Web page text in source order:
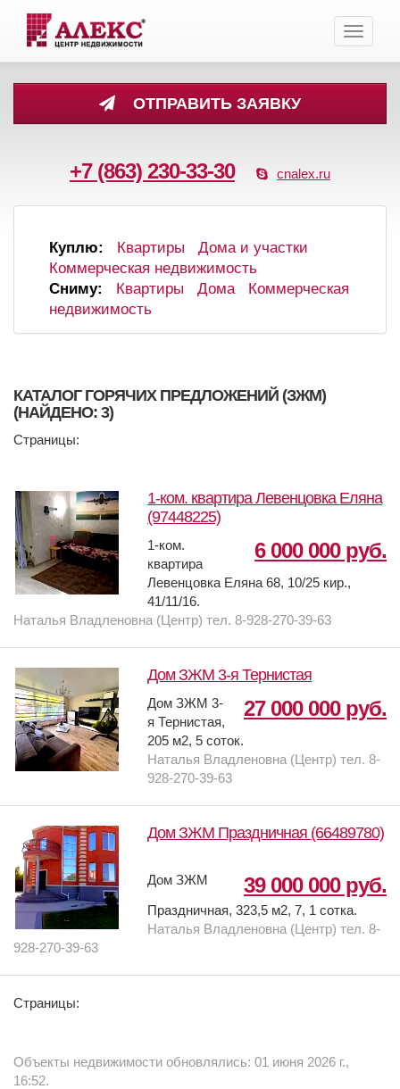
ОТПРАВИТЬ ЗАЯВКУ
+7 (863) 230-33-30 cnalex.ru
Toggle
Куплю: Квартиры
Дома и участки
Коммерческая недвижимость
Сниму:
Квартиры Дома
Коммерческая
недвижимость
КАТАЛОГ ГОРЯЧИХ ПРЕДЛОЖЕНИЙ (ЗЖМ)
(НАЙДЕНО: 3)
Страницы:
1-ком. квартира Левенцовка Еляна
(97448225)
6 000 000 руб.
1-ком.
квартира
Левенцовка Еляна 68, 10/25 кир.,
41/11/16.
Наталья Владленовна (Центр) тел. 8-928-270-39-63
Дом ЗЖМ 3-я Тернистая
27 000 000 руб.
Дом ЗЖМ 3-
я Тернистая,
205 м2, 5 соток.
Наталья Владленовна (Центр) тел. 8-
928-270-39-63
Дом ЗЖМ Праздничная (66489780)
39 000 000 руб.
Дом ЗЖМ
Праздничная, 323,5 м2, 7, 1 сотка.
Наталья Владленовна (Центр) тел. 8-
928-270-39-63
Страницы:
Объекты недвижимости обновлялись: 01 июня 2026 г.,
16:52.